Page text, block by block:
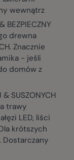
wewnątrz
BEZPIECZNY
drewna
Znacznie
- jeśli
domów z
& SUSZONYCH
trawy
LED, liści
krótszych
Dostarczany